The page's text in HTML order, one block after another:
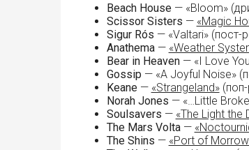
Beach House— «Bloom»
Scissor Sisters — «Magic
Sigur Rós — «Valtari» (пост-
Anathema— «Weather
Bear in Heaven— «I Love
Gossip — «A Joyful Noise»
Keane— «Strangeland»(поп-
Norah Jones — «…Little
Soulsavers — «The Light the
The Mars Volta—
The Shins — «Port of